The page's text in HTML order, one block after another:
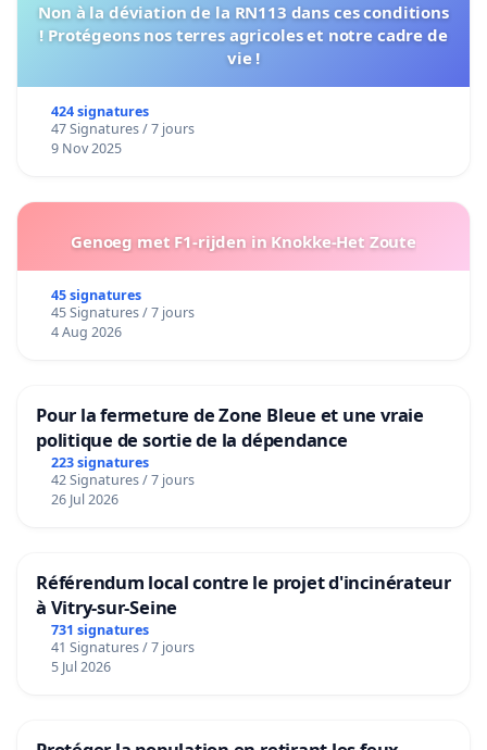
Non à la déviation de la RN113 dans ces conditions
! Protégeons nos terres agricoles et notre cadre de
vie !
424 signatures
47 Signatures / 7 jours
9 Nov 2025
Genoeg met F1-rijden in Knokke-Het Zoute
45 signatures
45 Signatures / 7 jours
4 Aug 2026
Pour la fermeture de Zone Bleue et une vraie
politique de sortie de la dépendance
223 signatures
42 Signatures / 7 jours
26 Jul 2026
Référendum local contre le projet d'incinérateur
à Vitry-sur-Seine
731 signatures
41 Signatures / 7 jours
5 Jul 2026